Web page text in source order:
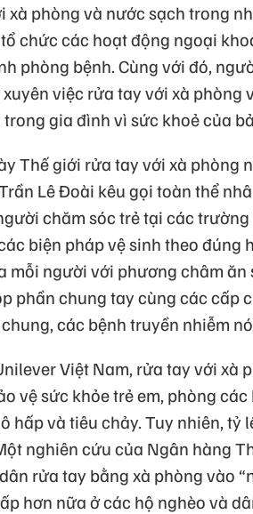
xà phòng và nước sạch trong
chức các hoạt động ngoại
phòng bệnh. Cùng với đó,
việc rửa tay với xà phòng
gia đình vì sức khoẻ của
Thế giới rửa tay với xà phòng
Lê Đoài kêu gọi toàn thể
chăm sóc trẻ tại các
biện pháp vệ sinh theo đúng
mỗi người với phương châm ăn
phần chung tay cùng các cấp
các bệnh truyền nhiễm
Việt Nam, rửa tay với xà
vệ sức khỏe trẻ em, phòng
hấp và tiêu chảy. Tuy nhiên, tỷ
nghiên cứu của Ngân hàng
rửa tay bằng xà phòng vào
hơn nữa ở các hộ nghèo và